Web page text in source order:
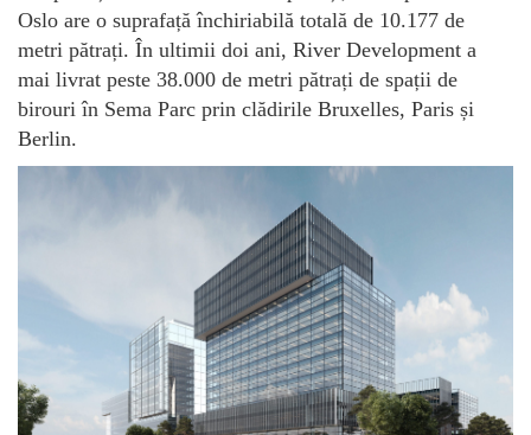
Oslo are o suprafață închiriabilă totală de 10.177 de
metri pătrați. În ultimii doi ani, River Development a
mai livrat peste 38.000 de metri pătrați de spații de
birouri în Sema Parc prin clădirile Bruxelles, Paris și
Berlin.